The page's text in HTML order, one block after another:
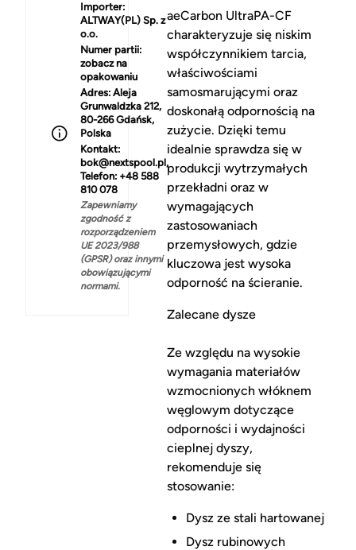
Importer:
ALTWAY(PL) Sp. z
o.o.
Numer partii:
zobacz na
opakowaniu
Adres: Aleja
Grunwaldzka 212,
80-266 Gdańsk,
Polska
Kontakt:
bok@nextspool.pl,
Telefon: +48 588
810 078
Zapewniamy
zgodność z
rozporządzeniem
UE 2023/988
(GPSR) oraz innymi
obowiązującymi
normami.
aeCarbon UltraPA-CF
charakteryzuje się niskim
współczynnikiem tarcia,
właściwościami
samosmarującymi oraz
doskonałą odpornością na
zużycie. Dzięki temu
idealnie sprawdza się w
produkcji wytrzymałych
przekładni oraz w
wymagających
zastosowaniach
przemysłowych, gdzie
kluczowa jest wysoka
odporność na ścieranie.
Zalecane dysze
Ze względu na wysokie
wymagania materiałów
wzmocnionych włóknem
węglowym dotyczące
odporności i wydajności
cieplnej dyszy,
rekomenduje się
stosowanie:
Dysz ze stali hartowanej
Dysz rubinowych